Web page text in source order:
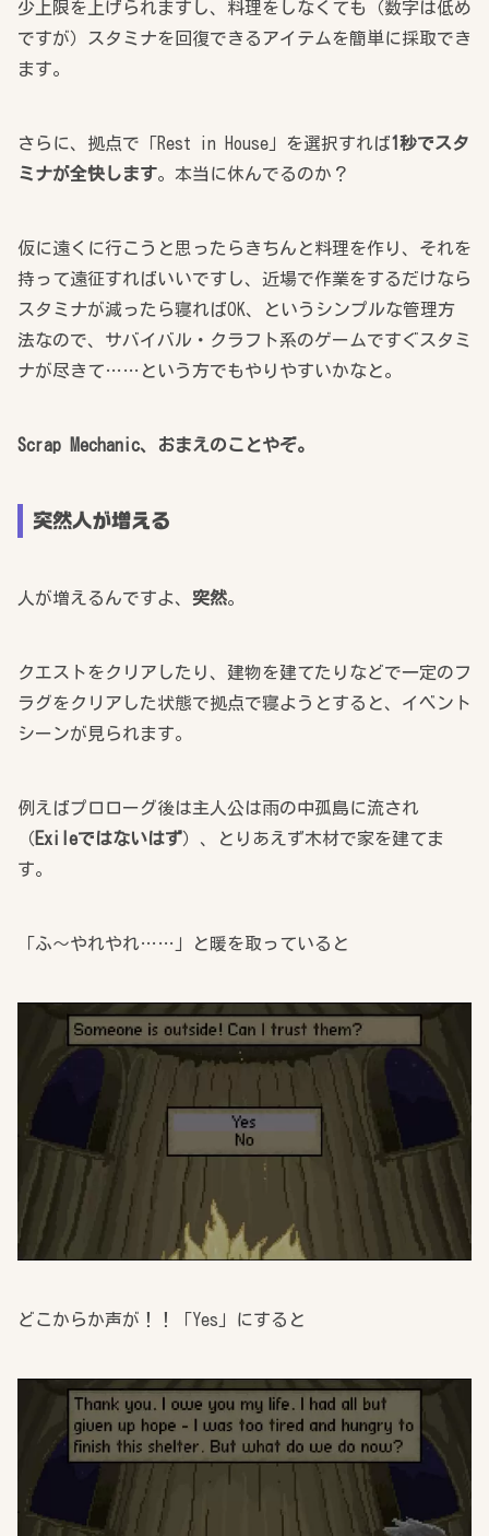
少上限を上げられますし、料理をしなくても（数字は低め
ですが）スタミナを回復できるアイテムを簡単に採取でき
ます。
さらに、拠点で「Rest in House」を選択すれば1秒でスタ
ミナが全快します。本当に休んでるのか？
仮に遠くに行こうと思ったらきちんと料理を作り、それを
持って遠征すればいいですし、近場で作業をするだけなら
スタミナが減ったら寝ればOK、というシンプルな管理方
法なので、サバイバル・クラフト系のゲームですぐスタミ
ナが尽きて……という方でもやりやすいかなと。
Scrap Mechanic、おまえのことやぞ。
突然人が増える
人が増えるんですよ、 突然。
クエストをクリアしたり、建物を建てたりなどで一定のフ
ラグをクリアした状態で拠点で寝ようとすると、イベント
シーンが見られます。
例えばプロローグ後は主人公は雨の中孤島に流され
（Exileではないはず）、とりあえず木材で家を建てま
す。
「ふ～やれやれ……」と暖を取っていると
どこからか声が！！「Yes」にすると